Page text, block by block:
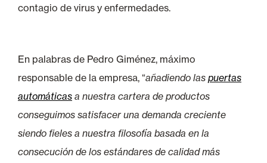
contagio de virus y enfermedades.
En palabras de Pedro Giménez, máximo
responsable de la empresa, “añadiendo las puertas
automáticas a nuestra cartera de productos
conseguimos satisfacer una demanda creciente
siendo fieles a nuestra filosofía basada en la
consecución de los estándares de calidad más